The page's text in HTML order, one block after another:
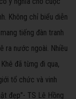
Không chỉ biểu diễn
tiếng đàn tranh
ra nước ngoài. Nhiều
đã từng đi qua,
tổ chức và vinh
đẹp"- TS Lê Hồng